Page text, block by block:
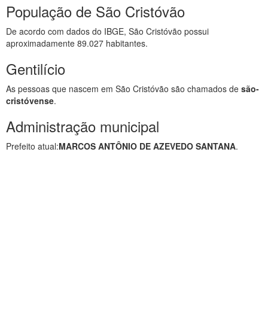
População de São Cristóvão
De acordo com dados do IBGE, São Cristóvão possui
aproximadamente 89.027 habitantes.
Gentilício
As pessoas que nascem em São Cristóvão são chamados de são-
cristóvense.
Administração municipal
Prefeito atual:MARCOS ANTÔNIO DE AZEVEDO SANTANA.